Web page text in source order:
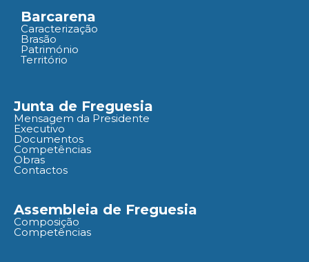
Barcarena
Caracterização
Brasão
Património
Território
Junta de Freguesia
Mensagem da Presidente
Executivo
Documentos
Competências
Obras
Contactos
Assembleia de Freguesia
Composição
Competências